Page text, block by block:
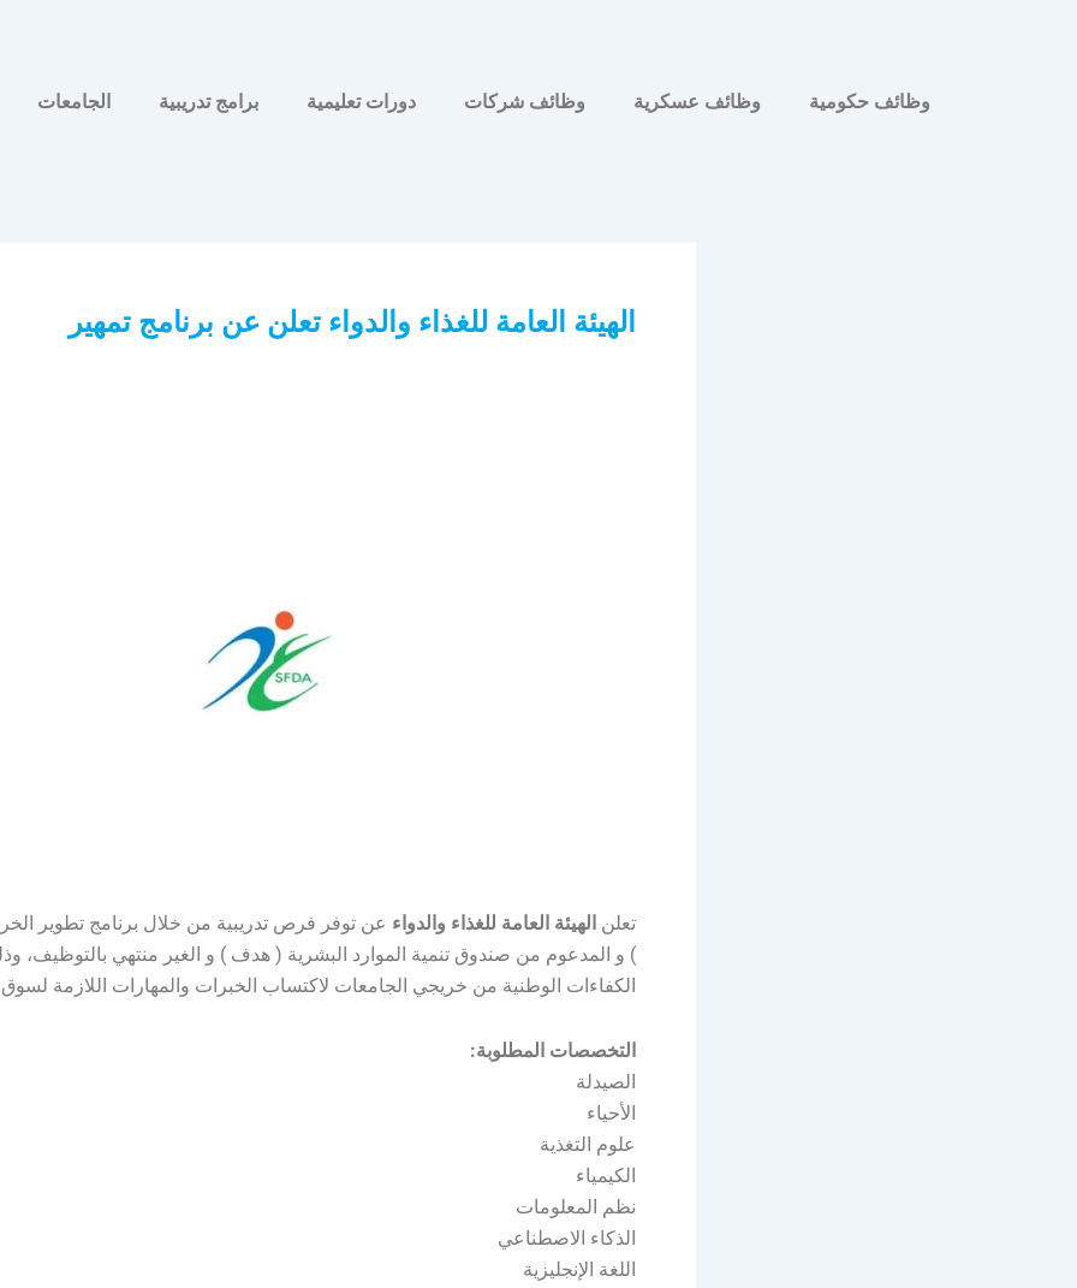
وظائف حكومية وظائف عسكرية وظائف شركات دورات تعليمية برامج تدريبية الجامعات
الهيئة العامة للغذاء والدواء تعلن عن برنامج تمهير
تعلن الهيئة العامة للغذاء والدواء عن توفر فرص تدريبية من خلال برنامج تطوير
) و المدعوم من صندوق تنمية الموارد البشرية ( هدف ) و الغير منتهي بالتوظيف،
الكفاءات الوطنية من خريجي الجامعات لاكتساب الخبرات والمهارات اللازمة
التخصصات المطلوبة:
الصيدلة
الأحياء
علوم التغذية
الكيمياء
نظم المعلومات
الذكاء الاصطناعي
اللغة الإنجليزية